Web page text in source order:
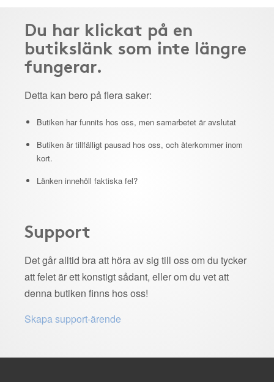
Du har klickat på en
butikslänk som inte längre
fungerar.
Detta kan bero på flera saker:
Butiken har funnits hos oss, men samarbetet är avslutat
Butiken är tillfälligt pausad hos oss, och återkommer inom
kort.
Länken innehöll faktiska fel?
Support
Det går alltid bra att höra av sig till oss om du tycker
att felet är ett konstigt sådant, eller om du vet att
denna butiken finns hos oss!
Skapa support-ärende